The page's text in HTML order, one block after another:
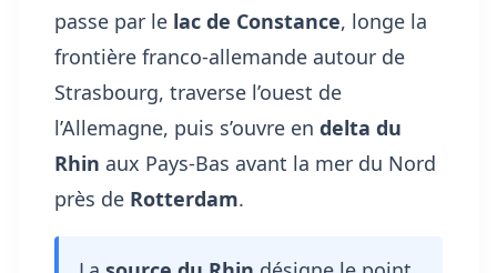
passe par le lac de Constance, longe la
frontière franco-allemande autour de
Strasbourg, traverse l’ouest de
l’Allemagne, puis s’ouvre en delta du
Rhin aux Pays-Bas avant la mer du Nord
près de Rotterdam.